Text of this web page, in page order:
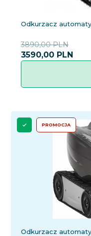
Odkurzacz
3590,00 PLN
3890,00 PLN
PROMOCJA
Odkurzacz